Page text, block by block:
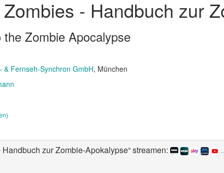
- Handbuch zur
Zombie Apocalypse
& Fernseh-Synchron GmbH, München
zur Zombie-Apokalypse“ streamen: